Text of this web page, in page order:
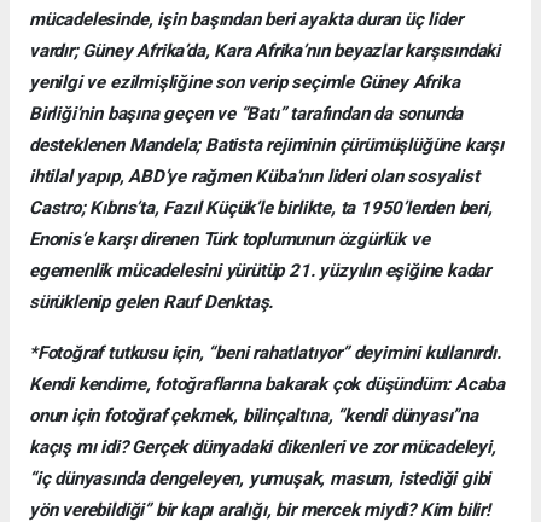
mücadelesinde, işin başından beri ayakta duran üç lider
vardır; Güney Afrika’da, Kara Afrika’nın beyazlar karşısındaki
yenilgi ve ezilmişliğine son verip seçimle Güney Afrika
Birliği’nin başına geçen ve “Batı” tarafından da sonunda
desteklenen Mandela; Batista rejiminin çürümüşlüğüne karşı
ihtilal yapıp, ABD’ye rağmen Küba’nın lideri olan sosyalist
Castro; Kıbrıs’ta, Fazıl Küçük’le birlikte, ta 1950’lerden beri,
Enonis’e karşı direnen Türk toplumunun özgürlük ve
egemenlik mücadelesini yürütüp 21. yüzyılın eşiğine kadar
sürüklenip gelen Rauf Denktaş.
*Fotoğraf tutkusu için, “beni rahatlatıyor” deyimini kullanırdı.
Kendi kendime, fotoğraflarına bakarak çok düşündüm: Acaba
onun için fotoğraf çekmek, bilinçaltına, “kendi dünyası”na
kaçış mı idi? Gerçek dünyadaki dikenleri ve zor mücadeleyi,
“iç dünyasında dengeleyen, yumuşak, masum, istediği gibi
yön verebildiği” bir kapı aralığı, bir mercek miydi? Kim bilir!